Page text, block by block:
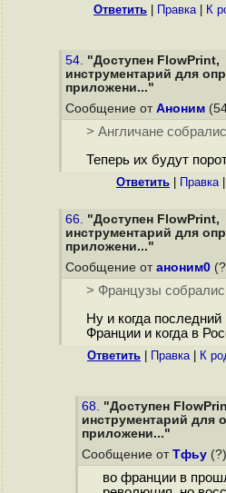
Ответить Правка| К
54. "Доступен FlowPrint,
инструментарий для
приложени..."
Сообщение от Аноним
> Англичане
Теперь их будут
Ответить Правка|
66. "Доступен FlowPrint,
инструментарий для
приложени..."
Сообщение от аноним0
> Французы
Ну и когда
Франции и когда в
Ответить Правка| К
68. "Доступен
инструментарий для
приложени..."
Сообщение от Тфьу
во франции в